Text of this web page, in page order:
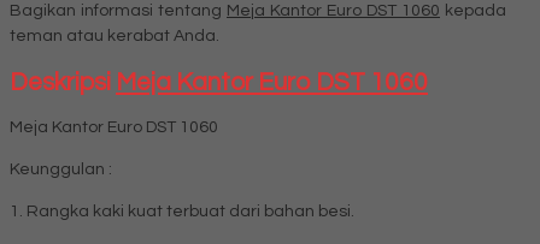
Bagikan informasi tentang Meja Kantor Euro DST 1060 kepada
teman atau kerabat Anda.
Deskripsi Meja Kantor Euro DST 1060
Meja Kantor Euro DST 1060
Keunggulan :
1. Rangka kaki kuat terbuat dari bahan besi.